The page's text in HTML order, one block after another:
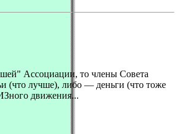
Ассоциации, то члены Совета
(что лучше), либо — деньги (что тоже
движения...